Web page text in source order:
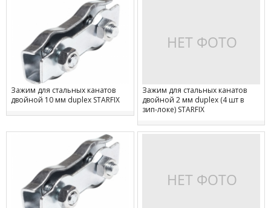
Зажим для стальных канатов
двойной 10 мм duplex STARFIX
Зажим для стальных канатов
двойной 2 мм duplex (4 шт в
зип-локе) STARFIX